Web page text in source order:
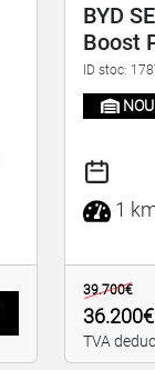
BYD
Boost
ID stoc:
NOU
1
39.700€
36.200€
TVA